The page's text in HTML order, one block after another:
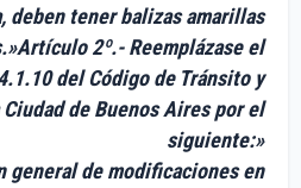
deben tener balizas amarillas
2º.- Reemplázase el
del Código de Tránsito y
de Buenos Aires por el
siguiente:»
general de modificaciones en